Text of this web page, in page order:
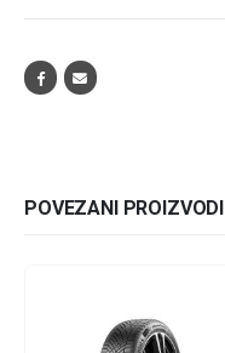
POVEZANI PROIZVODI